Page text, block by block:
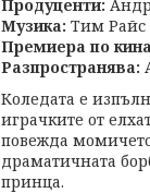
Продуценти:
Музика: Тим Райс
Премиера по
Разпространява:
Коледата е
играчките от
повежда
драматичната
принца.